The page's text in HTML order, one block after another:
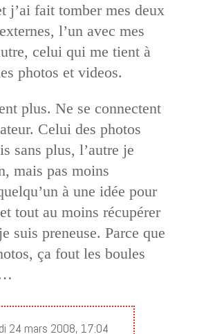
j’ai fait tomber mes deux
l’un avec mes
celui qui me tient à
photos et videos.
plus. Ne se connectent
Celui des photos
sans plus, l’autre je
mais pas moins
à une idée pour
tout au moins récupérer
suis preneuse. Parce que
ça fout les boules
24 mars 2008, 17:04